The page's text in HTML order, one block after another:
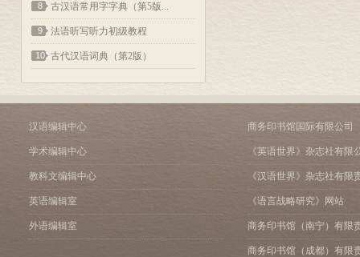
8 古汉语常用字字典（第5版...
9 法语听写听力初级教程
10 古代汉语词典（第2版）
汉语编辑中心
学术编辑中心
教科文编辑中心
英语编辑室
外语编辑室
商务印书馆国际有限公司
《英语世界》杂志社有限
《汉语世界》杂志社有限
《语言战略研究》网站
商务印书馆（南宁）有限
商务印书馆（成都）有限